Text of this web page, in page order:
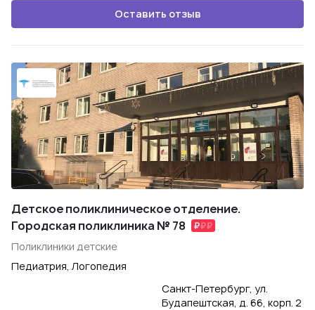
Оставить отзыв
Детское поликлиническое отделение.
Городская поликлиника № 78
Поликлиники детские
Педиатрия, Логопедия
Санкт-Петербург, ул.
Будапештская, д. 66, корп. 2